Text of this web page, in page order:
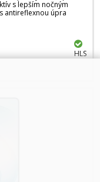
s lepším nočným
antireflexnou úpra
HLS